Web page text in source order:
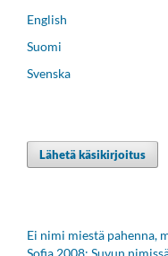
English
Suomi
Svenska
Lähetä käsikirjoitus
Ei nimi miestä pahenna,